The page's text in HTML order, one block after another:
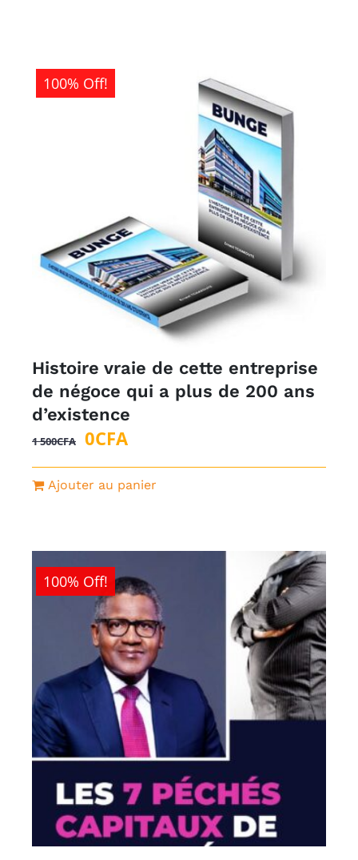
100% Off!
Histoire vraie de cette entreprise
de négoce qui a plus de 200 ans
d’existence
1 500CFA
Le
prix
initial
500CFA.
0CFALe
prix
actuel
Ajouter au panier
100% Off!